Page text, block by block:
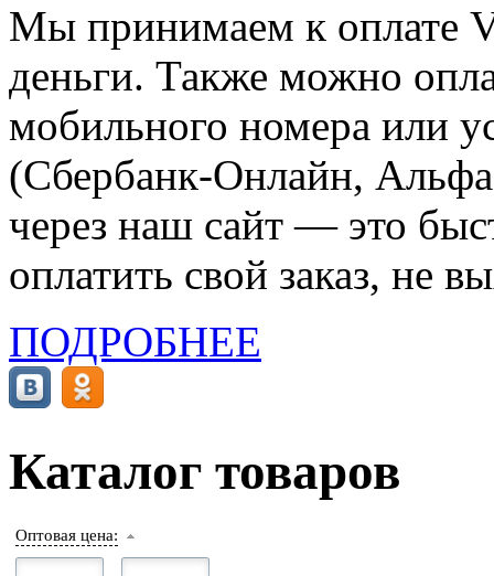
Мы принимаем к оплате
деньги. Также можно
мобильного номера или
(Сбербанк-Онлайн,
через наш сайт — это
оплатить свой заказ, не
ПОДРОБНЕЕ
Каталог товаров
Оптовая цена: